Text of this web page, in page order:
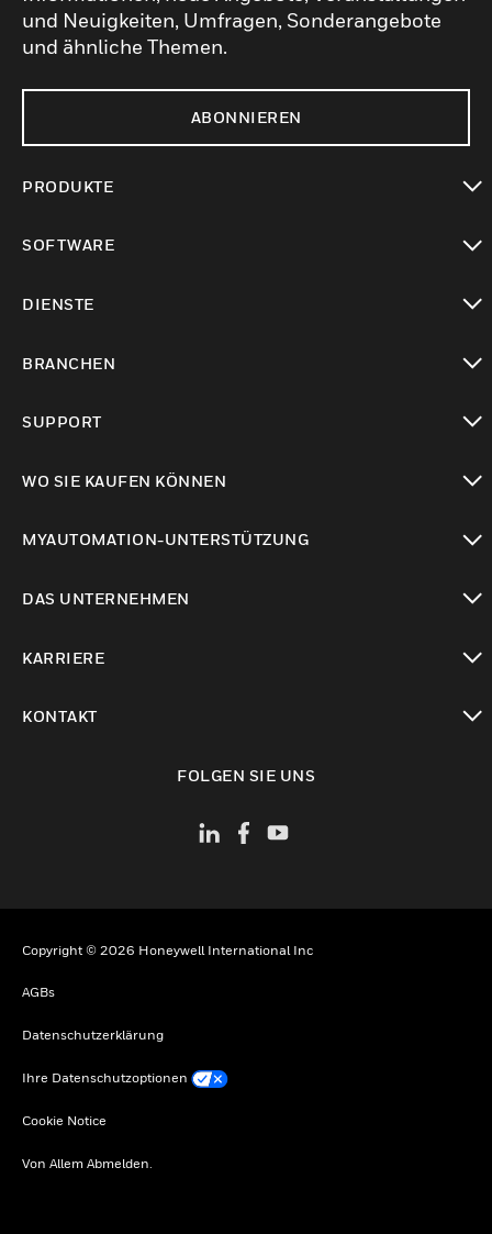
und Neuigkeiten, Umfragen, Sonderangebote
und ähnliche Themen.
ABONNIEREN
PRODUKTE
SOFTWARE
DIENSTE
BRANCHEN
SUPPORT
WO SIE KAUFEN KÖNNEN
MYAUTOMATION-UNTERSTÜTZUNG
DAS UNTERNEHMEN
KARRIERE
KONTAKT
FOLGEN SIE UNS
Copyright © 2026 Honeywell International Inc
AGBs
Datenschutzerklärung
Ihre Datenschutzoptionen
Cookie Notice
Von Allem Abmelden.